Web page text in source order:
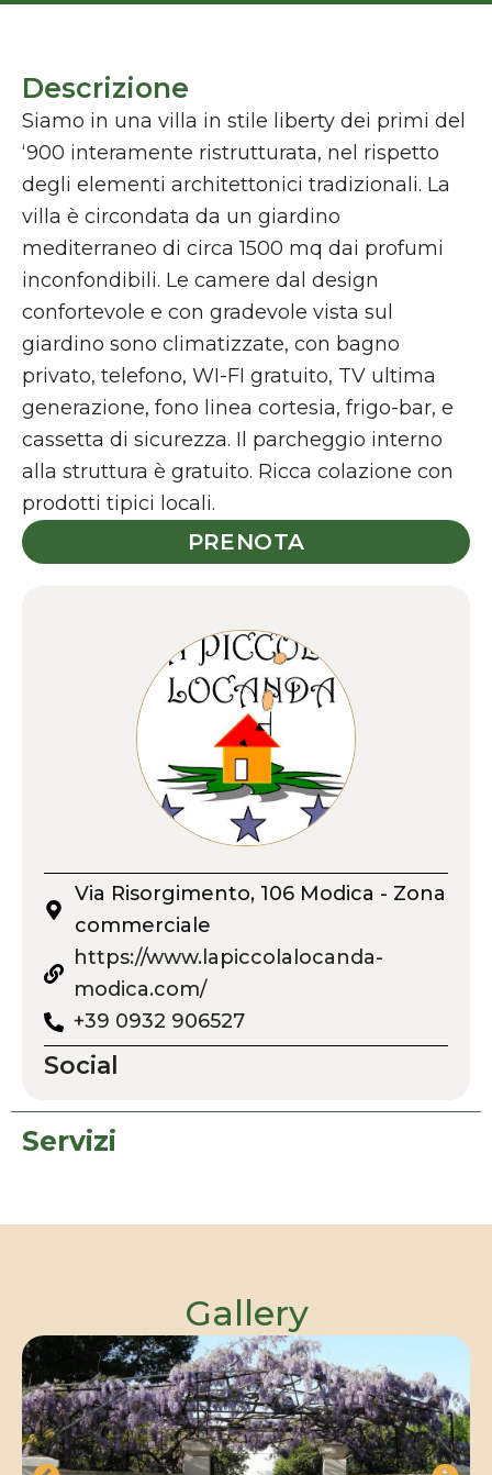
Descrizione
Siamo in una villa in stile liberty dei primi del
‘900 interamente ristrutturata, nel rispetto
degli elementi architettonici tradizionali. La
villa è circondata da un giardino
mediterraneo di circa 1500 mq dai profumi
inconfondibili. Le camere dal design
confortevole e con gradevole vista sul
giardino sono climatizzate, con bagno
privato, telefono, WI-FI gratuito, TV ultima
generazione, fono linea cortesia, frigo-bar, e
cassetta di sicurezza. Il parcheggio interno
alla struttura è gratuito. Ricca colazione con
prodotti tipici locali.
PRENOTA
Via Risorgimento, 106 Modica - Zona
commerciale
https://www.lapiccolalocanda-
modica.com/
+39 0932 906527
Social
Servizi
Gallery